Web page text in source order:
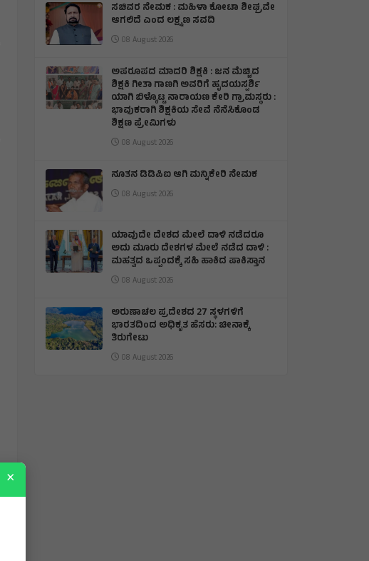
ಸಚಿವರ ನೇಮಕ : ಮಹಿಳಾ ಕೋಟಾ ಶೀಘ್ರವೇ
ಆಗಲಿದೆ ಎಂದ ಲಕ್ಷ್ಮಣ ಸವದಿ
08 August 2026
ಅಪರೂಪದ ಮಾದರಿ ಶಿಕ್ಷಕಿ : ಜನ ಮೆಚ್ಚಿದ
ಶಿಕ್ಷಕಿ ಗೀತಾ ಗಾಣಗಿ ಅವರಿಗೆ ಹೃದಯಸ್ಪರ್ಶಿ
ಯಾಗಿ ಬಿಳ್ಕೊಟ್ಟ ನಾರಾಯಣ ಕೇರಿ ಗ್ರಾಮಸ್ಥರು :
ಭಾವುಕರಾಗಿ ಶಿಕ್ಷಕಿಯ ಸೇವೆ ನೆನೆಸಿಕೊಂಡ
ಶಿಕ್ಷಣ ಪ್ರೇಮಿಗಳು
08 August 2026
ನೂತನ ಡಿಡಿಪಿಐ ಆಗಿ ಮನ್ನಿಕೇರಿ ನೇಮಕ
08 August 2026
ಯಾವುದೇ ದೇಶದ ಮೇಲೆ ದಾಳಿ ನಡೆದರೂ
ಅದು ಮೂರು ದೇಶಗಳ ಮೇಲೆ ನಡೆದ ದಾಳಿ :
ಮಹತ್ವದ ಒಪ್ಪಂದಕ್ಕೆ ಸಹಿ ಹಾಕಿದ ಪಾಕಿಸ್ತಾನ
08 August 2026
ಅರುಣಾಚಲ ಪ್ರದೇಶದ 27 ಸ್ಥಳಗಳಿಗೆ
ಭಾರತದಿಂದ ಅಧಿಕೃತ ಹೆಸರು: ಚೀನಾಕ್ಕೆ
ತಿರುಗೇಟು
08 August 2026
×